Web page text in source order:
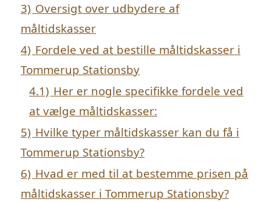
3) Oversigt over udbydere af
måltidskasser
4) Fordele ved at bestille måltidskasser i
Tommerup Stationsby
4.1) Her er nogle specifikke fordele ved
at vælge måltidskasser:
5) Hvilke typer måltidskasser kan du få i
Tommerup Stationsby?
6) Hvad er med til at bestemme prisen på
måltidskasser i Tommerup Stationsby?